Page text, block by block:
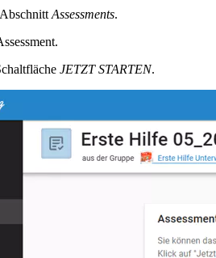
Assessments.
JETZT STARTEN.